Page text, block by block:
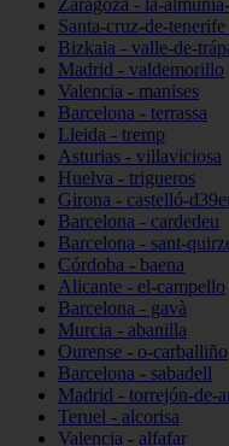
Zaragoza - la-
Santa-cruz-de-
Bizkaia - valle-de-
Madrid - valdemorillo
Valencia - manises
Barcelona - terrassa
Lleida - tremp
Asturias - villaviciosa
Huelva - trigueros
Girona - castelló-
Barcelona - cardedeu
Barcelona - sant-
Córdoba - baena
Alicante - el-campello
Barcelona - gavà
Murcia - abanilla
Ourense - o-carballiño
Barcelona - sabadell
Madrid - torrejón-de-
Teruel - alcorisa
Valencia - alfafar